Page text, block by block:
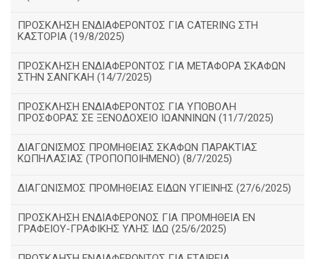
ΠΡΟΣΚΛΗΣΗ ΕΝΔΙΑΦΕΡΟΝΤΟΣ ΓΙΑ CATERING ΣΤΗ
ΚΑΣΤΟΡΙΑ (19/8/2025)
ΠΡΟΣΚΛΗΣΗ ΕΝΔΙΑΦΕΡΟΝΤΟΣ ΓΙΑ ΜΕΤΑΦΟΡΑ ΣΚΑΦΩΝ
ΣΤΗΝ ΣΑΝΓΚΑΗ (14/7/2025)
ΠΡΟΣΚΛΗΣΗ ΕΝΔΙΑΦΕΡΟΝΤΟΣ ΓΙΑ ΥΠΟΒΟΛΗ
ΠΡΟΣΦΟΡΑΣ ΣΕ ΞΕΝΟΔΟΧΕΙΟ ΙΩΑΝΝΙΝΩΝ (11/7/2025)
ΔΙΑΓΩΝΙΣΜΟΣ ΠΡΟΜΗΘΕΙΑΣ ΣΚΑΦΩΝ ΠΑΡΑΚΤΙΑΣ
ΚΩΠΗΛΑΣΙΑΣ (ΤΡΟΠΟΠΟΙΗΜΕΝΟ) (8/7/2025)
ΔΙΑΓΩΝΙΣΜΟΣ ΠΡΟΜΗΘΕΙΑΣ ΕΙΔΩΝ ΥΓΙΕΙΝΗΣ (27/6/2025)
ΠΡΟΣΚΛΗΣΗ ΕΝΔΙΑΦΕΡΟΝΟΣ ΓΙΑ ΠΡΟΜΗΘΕΙΑ ΕΝ
ΓΡΑΦΕΙΟΥ-ΓΡΑΦΙΚΗΣ ΥΛΗΣ ΙΔΩ (25/6/2025)